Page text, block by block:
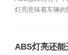
灯亮意味着车辆的
ABS灯亮还能